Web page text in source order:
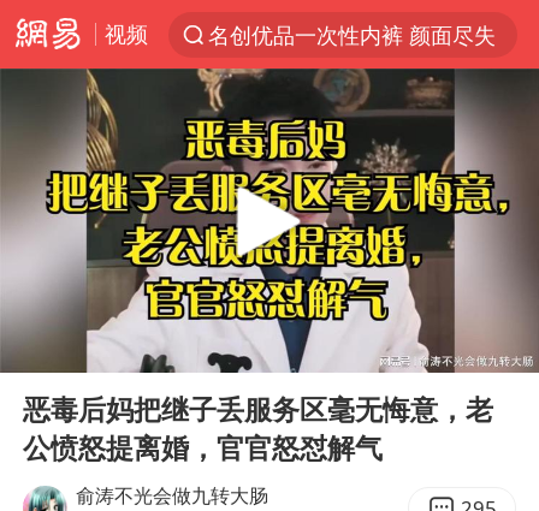
视频
名创优品一次性内裤 颜面尽失
解锁各地夏日限定体验
伊斯兰版北约来了吗
四川宜宾市珙县发生3.4级地震
香港宏福苑火灾或由烟头引起
网约车司机充电时猝死保险拒赔
白海豚将正面袭击贯穿浙江
周末打虎 宋致远被查
浙江台州《告全体市民书》
Play
恶毒后妈把继子丢服务区毫无悔意，老
公愤怒提离婚，官官怒怼解气
俞涛不光会做九转大肠